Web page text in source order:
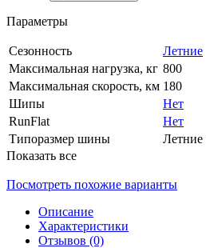
Параметры
Сезонность
Летние
Максимальная нагрузка, кг 800
Максимальная скорость, км 180
Шипы
Нет
RunFlat
Нет
Типоразмер шины
Показать все
Посмотреть похожие варианты
Описание
Характеристики
Отзывов (0)